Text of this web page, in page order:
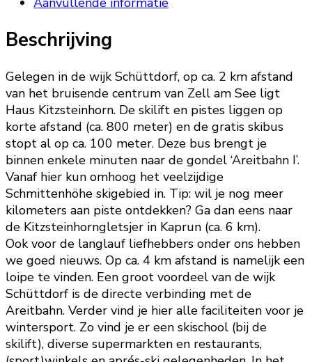
Beschrijving
Gelegen in de wijk Schüttdorf, op ca. 2 km afstand
van het bruisende centrum van Zell am See ligt
Haus Kitzsteinhorn. De skilift en pistes liggen op
korte afstand (ca. 800 meter) en de gratis skibus
stopt al op ca. 100 meter. Deze bus brengt je
binnen enkele minuten naar de gondel ‘Areitbahn I’.
Vanaf hier kun omhoog het veelzijdige
Schmittenhöhe skigebied in. Tip: wil je nog meer
kilometers aan piste ontdekken? Ga dan eens naar
de Kitzsteinhorngletsjer in Kaprun (ca. 6 km).
Ook voor de langlauf liefhebbers onder ons hebben
we goed nieuws. Op ca. 4 km afstand is namelijk een
loipe te vinden. Een groot voordeel van de wijk
Schüttdorf is de directe verbinding met de
Areitbahn. Verder vind je hier alle faciliteiten voor je
wintersport. Zo vind je er een skischool (bij de
skilift), diverse supermarkten en restaurants,